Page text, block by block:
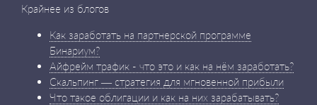
Крайнее из блогов
Как заработать на партнерской программе
Бинариум?
Айфрейм трафик - что это и как на нём заработать?
Скальпинг — стратегия для мгновенной прибыли
Что такое облигации и как на них зарабатывать?